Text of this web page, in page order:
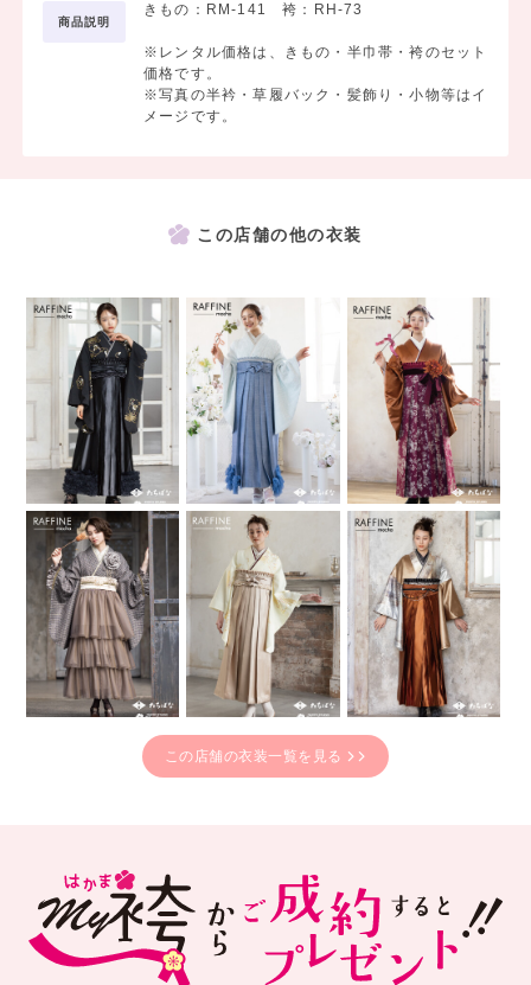
商品説明
きもの：RM-141 袴：RH-73
※レンタル価格は、きもの・半巾帯・袴のセット
価格です。
※写真の半衿・草履バック・髪飾り・小物等はイ
メージです。
この店舗の他の衣装
この店舗の衣装一覧を見る